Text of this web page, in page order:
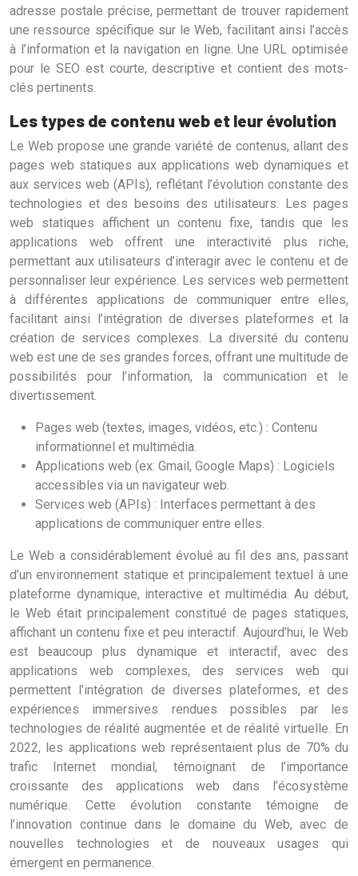
adresse postale précise, permettant de trouver rapidement
une ressource spécifique sur le Web, facilitant ainsi l’accès
à l’information et la navigation en ligne. Une URL optimisée
pour le SEO est courte, descriptive et contient des mots-
clés pertinents.
Les types de contenu web et leur évolution
Le Web propose une grande variété de contenus, allant des
pages web statiques aux applications web dynamiques et
aux services web (APIs), reflétant l’évolution constante des
technologies et des besoins des utilisateurs. Les pages
web statiques affichent un contenu fixe, tandis que les
applications web offrent une interactivité plus riche,
permettant aux utilisateurs d’interagir avec le contenu et de
personnaliser leur expérience. Les services web permettent
à différentes applications de communiquer entre elles,
facilitant ainsi l’intégration de diverses plateformes et la
création de services complexes. La diversité du contenu
web est une de ses grandes forces, offrant une multitude de
possibilités pour l’information, la communication et le
divertissement.
Pages web (textes, images, vidéos, etc.) : Contenu
informationnel et multimédia.
Applications web (ex: Gmail, Google Maps) : Logiciels
accessibles via un navigateur web.
Services web (APIs) : Interfaces permettant à des
applications de communiquer entre elles.
Le Web a considérablement évolué au fil des ans, passant
d’un environnement statique et principalement textuel à une
plateforme dynamique, interactive et multimédia. Au début,
le Web était principalement constitué de pages statiques,
affichant un contenu fixe et peu interactif. Aujourd’hui, le Web
est beaucoup plus dynamique et interactif, avec des
applications web complexes, des services web qui
permettent l’intégration de diverses plateformes, et des
expériences immersives rendues possibles par les
technologies de réalité augmentée et de réalité virtuelle. En
2022, les applications web représentaient plus de 70% du
trafic Internet mondial, témoignant de l’importance
croissante des applications web dans l’écosystème
numérique. Cette évolution constante témoigne de
l’innovation continue dans le domaine du Web, avec de
nouvelles technologies et de nouveaux usages qui
émergent en permanence.